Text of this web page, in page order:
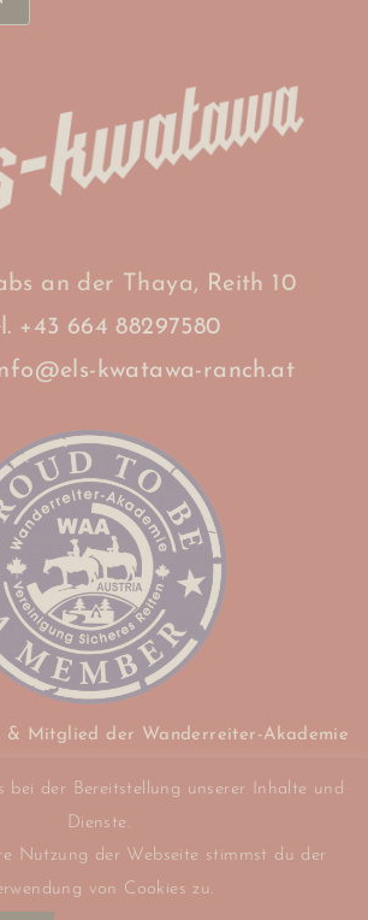
an der Thaya, Reith 10
+43 664 88297580
kwatawa-ranch.at
& Mitglied der Wanderreiter-Akademie
Sicheres Reiten
Els-kwatawa Ranch| Marcus Bühringer |
bei der Bereitstellung unserer Inhalte und
Dienste.
Nutzung der Webseite stimmst du der
von Cookies zu.